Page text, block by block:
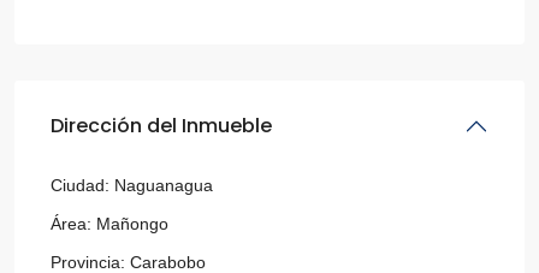
Dirección del Inmueble
Ciudad: Naguanagua
Área: Mañongo
Provincia: Carabobo